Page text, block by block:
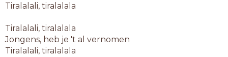
Tiralalali, tiralalala
Tiralalali, tiralalala
Jongens, heb je 't al vernomen
Tiralalali, tiralalala